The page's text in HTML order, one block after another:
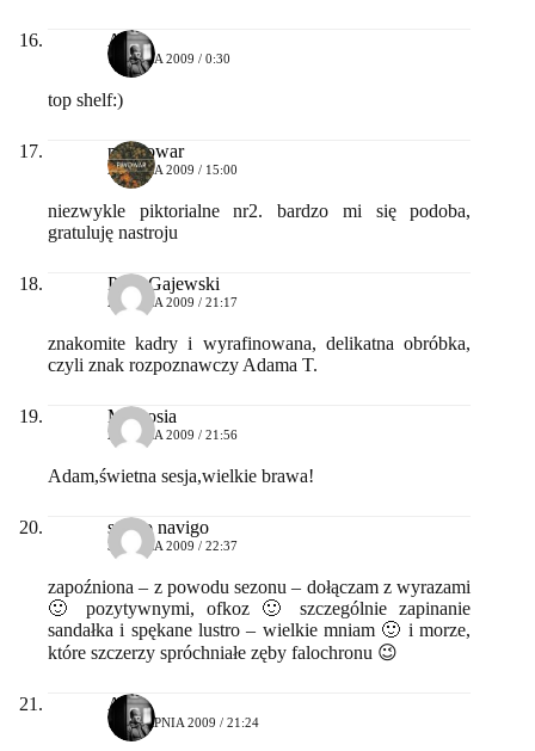
Arek
18 LIPCA 2009 / 0:30
top shelf:)
ppiwowar
20 LIPCA 2009 / 15:00
niezwykle piktorialne nr2. bardzo mi się podoba,
gratuluję nastroju
Piotr Gajewski
23 LIPCA 2009 / 21:17
znakomite kadry i wyrafinowana, delikatna obróbka,
czyli znak rozpoznawczy Adama T.
Małgosia
24 LIPCA 2009 / 21:56
Adam,świetna sesja,wielkie brawa!
studio navigo
31 LIPCA 2009 / 22:37
zapoźniona – z powodu sezonu – dołączam z wyrazami
🙂 pozytywnymi, ofkoz 🙂 szczególnie zapinanie
sandałka i spękane lustro – wielkie mniam 🙂 i morze,
które szczerzy spróchniałe zęby falochronu 😉
Arek
14 SIERPNIA 2009 / 21:24